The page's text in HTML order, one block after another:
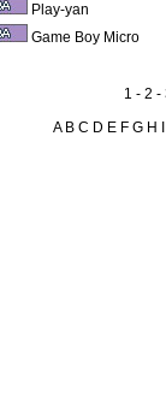
Play-yan
Game Boy Micro
1 - 2 -
A B C D E F G H